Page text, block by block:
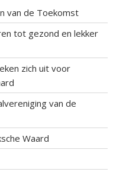
van de Toekomst
tot gezond en lekker
zich uit voor
van de
Waard